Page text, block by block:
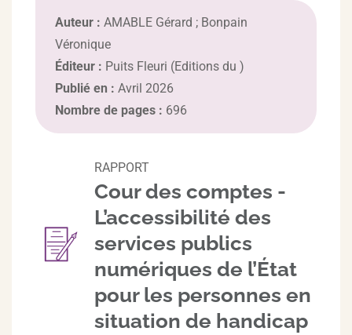
Auteur : AMABLE Gérard ; Bonpain
Véronique
Éditeur : Puits Fleuri (Editions du )
Publié en : Avril 2026
Nombre de pages : 696
RAPPORT
Cour des comptes -
L’accessibilité des
services publics
numériques de l’État
pour les personnes en
situation de handicap